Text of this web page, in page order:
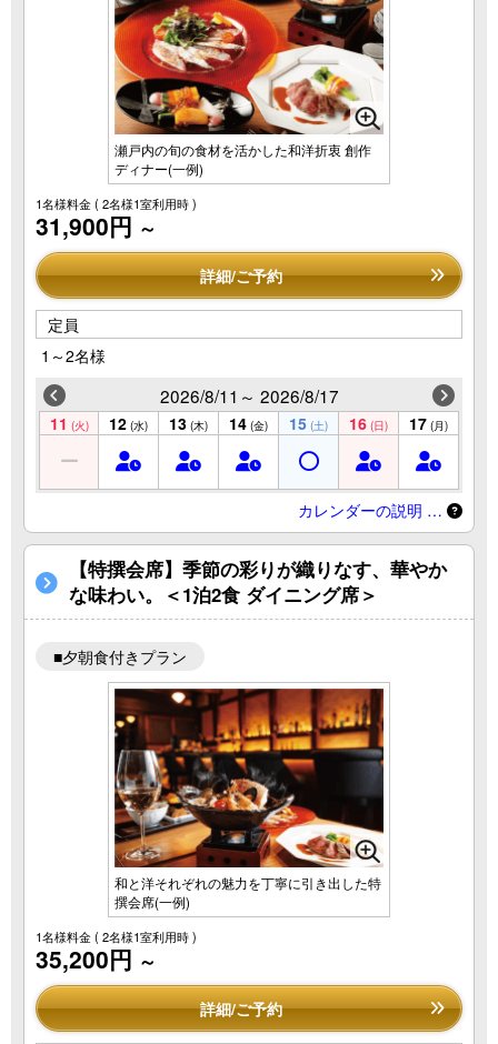
瀬戸内の旬の食材を活かした和洋折衷 創作
ディナー(一例)
1名様料金( 2名様1室利用時 )
31,900円 ～
詳細/ご予約
定員
1～2名様
2026/8/11～ 2026/8/17
11 (火) 12 (水) 13 (木) 14 (金) 15 (土) 16 (日) 17 (月)
カレンダーの説明 …
【特撰会席】季節の彩りが織りなす、華やか
な味わい。＜1泊2食 ダイニング席＞
■夕朝食付きプラン
和と洋それぞれの魅力を丁寧に引き出した特
撰会席(一例)
1名様料金( 2名様1室利用時 )
35,200円 ～
詳細/ご予約